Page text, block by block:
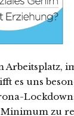
Arbeitsplatz,
es uns
zu